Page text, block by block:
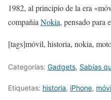
1982, al principio de la era
compañíaNokia, pensado para
[tags]móvil, historia, nokia,
Categorías: Gadgets, Sabías
Etiquetas: historia, iPhone,